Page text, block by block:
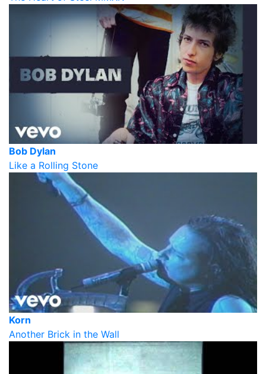
Bob Dylan
Like a Rolling Stone
Korn
Another Brick in the Wall